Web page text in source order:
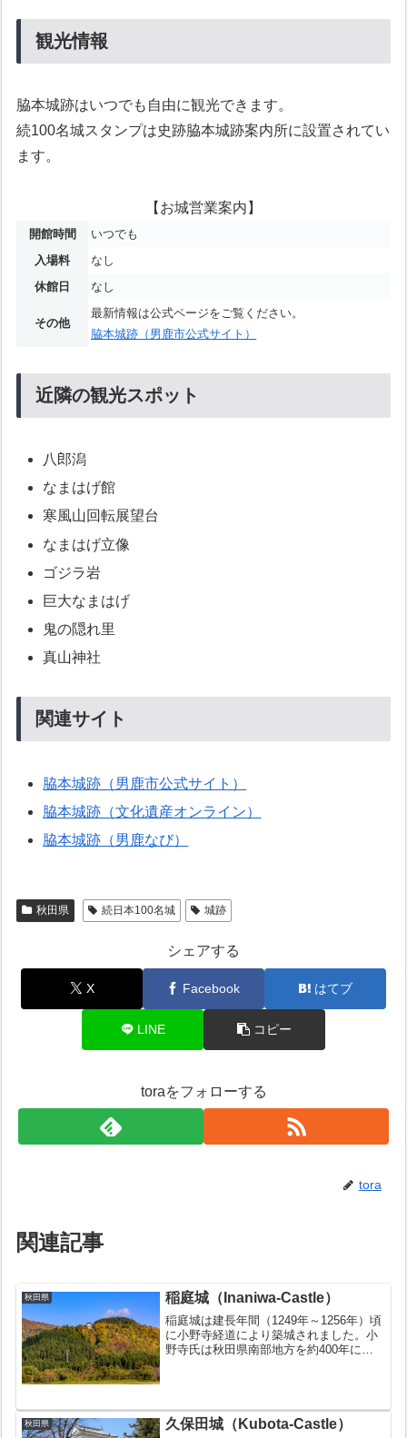
観光情報
脇本城跡はいつでも自由に観光できます。
続100名城スタンプは史跡脇本城跡案内所に設置されてい
ます。
【お城営業案内】
開館時間
いつでも
入場料
なし
休館日
なし
その他
最新情報は公式ページをご覧ください。
脇本城跡（男鹿市公式サイト）
近隣の観光スポット
八郎潟
なまはげ館
寒風山回転展望台
なまはげ立像
ゴジラ岩
巨大なまはげ
鬼の隠れ里
真山神社
関連サイト
脇本城跡（男鹿市公式サイト）
脇本城跡（文化遺産オンライン）
脇本城跡（男鹿なび）
秋田県 続日本100名城 城跡
シェアする
X Facebook はてブ
LINE コピー
toraをフォローする
tora
関連記事
秋田県 稲庭城（Inaniwa-Castle）
稲庭城は建長年間（1249年～1256年）頃
に小野寺経道により築城されました。小
野寺氏は秋田県南部地方を約400年に渡
は必見城デ...
秋田県 久保田城（Kubota-Castle）